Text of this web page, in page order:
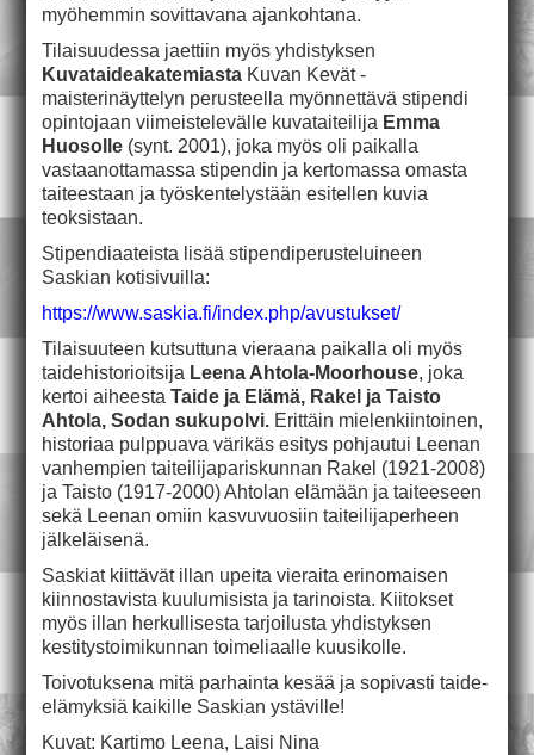
myöhemmin sovittavana ajankohtana.
Tilaisuudessa jaettiin myös yhdistyksen
KuvataideakatemiastaKuvan Kevät -
maisterinäyttelyn perusteella myönnettävä stipendi
opintojaan viimeistelevälle kuvataiteilija Emma
Huosolle (synt. 2001), joka myös oli paikalla
vastaanottamassa stipendin ja kertomassa omasta
taiteestaan ja työskentelystään esitellen kuvia
teoksistaan.
Stipendiaateista lisää stipendiperusteluineen
Saskian kotisivuilla:
https://www.saskia.fi/index.php/avustukset/
Tilaisuuteen kutsuttuna vieraana paikalla oli myös
taidehistorioitsija Leena Ahtola-Moorhouse, joka
kertoi aiheesta Taide ja Elämä, Rakel ja Taisto
Ahtola, Sodan sukupolvi. Erittäin mielenkiintoinen,
historiaa pulppuava värikäs esitys pohjautui Leenan
vanhempien taiteilijapariskunnan Rakel (1921-2008)
ja Taisto (1917-2000) Ahtolan elämään ja taiteeseen
sekä Leenan omiin kasvuvuosiin taiteilijaperheen
jälkeläisenä.
Saskiat kiittävät illan upeita vieraita erinomaisen
kiinnostavista kuulumisista ja tarinoista. Kiitokset
myös illan herkullisesta tarjoilusta yhdistyksen
kestitystoimikunnan toimeliaalle kuusikolle.
Toivotuksena mitä parhainta kesää ja sopivasti taide-
elämyksiä kaikille Saskian ystäville!
Kuvat: Kartimo Leena, Laisi Nina